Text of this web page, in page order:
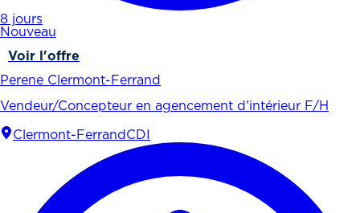
8 jours
Nouveau
Voir l'offre
Perene Clermont-Ferrand
Vendeur/Concepteur en agencement d’intérieur F/H
Clermont-Ferrand CDI